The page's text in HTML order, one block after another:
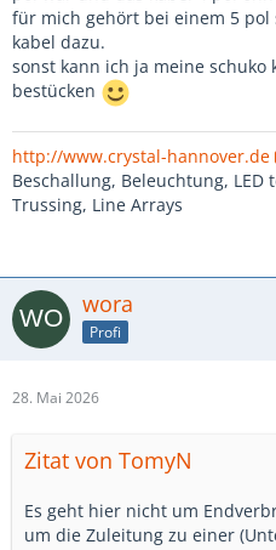
für mich gehört bei einem 5 pol
kabel dazu.
sonst kann ich ja meine schuko
bestücken
http://www.crystal-hannover.de
Beschallung, Beleuchtung, LED
Trussing, Line Arrays
wora
Profi
28. Mai 2026
Zitat von TomyN
Es geht hier nicht um
um die Zuleitung zu einer